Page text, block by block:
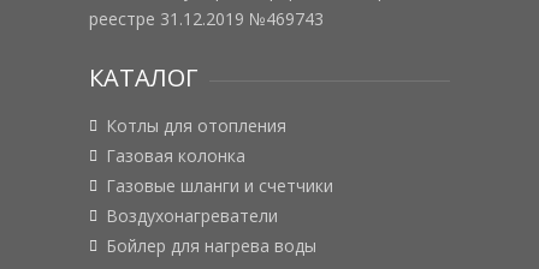
реестре 31.12.2019 №469743
КАТАЛОГ
Котлы для отопления
Газовая колонка
Газовые шланги и счетчики
Воздухонагреватели
Бойлер для нагрева воды